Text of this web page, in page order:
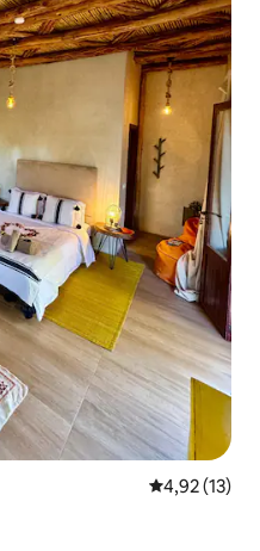
4,92 ud af 5
4,92 (13)